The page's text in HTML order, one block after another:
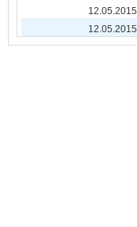
12.05.2015
12.05.2015